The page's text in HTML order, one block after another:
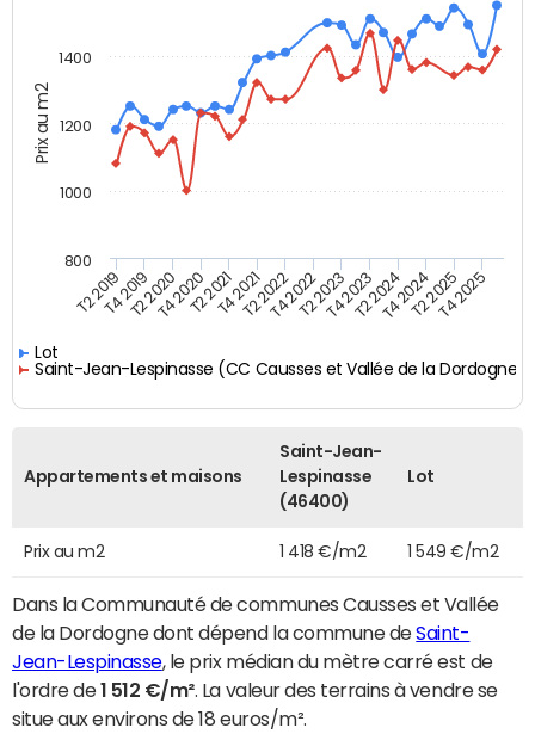
Prix au m2
Lot
Saint-Jean-Lespinasse (CC Causses et Vallée de la Dordogne)
T2 2019T4 2019T2 2020T4 2020T2 2021T4 2021T2 2022T4 2022T2 2023T4 2023T2 2024T4 2024T2 2025T4 2025
800
1000
1200
1400
Appartements et maisons
Saint-Jean-
Lespinasse
(46400)
Lot
Prix au m2 1 418 €/m2 1 549 €/m2
Dans la Communauté de communes Causses et Vallée
de la Dordogne dont dépend la commune deSaint-
Jean-Lespinasse, le prix médian du mètre carré est de
l'ordre de1 512 €/m². La valeur des terrains à vendre se
situe aux environs de 18 euros/m².